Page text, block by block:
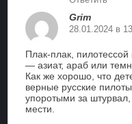
Grim
28.01.2024 в
Плак-плак,
— азиат, араб или
Как же хорошо, что
верные русские
упоротыми за
мести.